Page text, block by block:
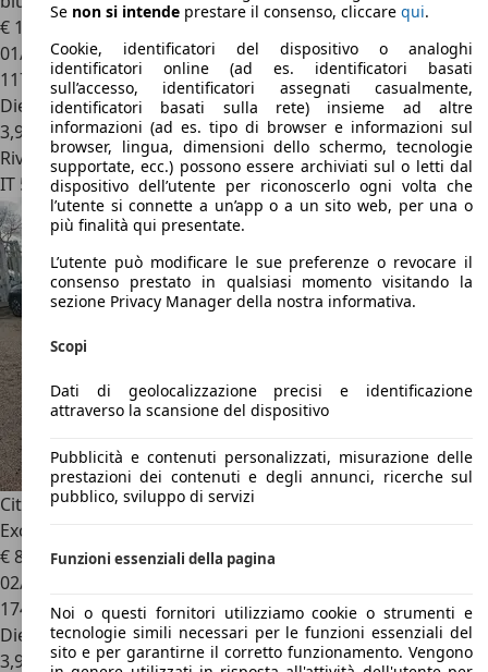
€ 12.300
01/2018
117.343 km
Diesel
3,9 l/100 km (comb.)
Rivenditore
IT 51016Montecatini Terme
Citroen Grand C4 PicassoC4 Grand Picasso 1.6 bluehdi
Exclusive s
€ 8.499
02/2016
174.000 km
Diesel
3,9 l/100 km (comb.)
Se non si intende prestare il consenso, cliccare qui.
Cookie, identificatori del dispositivo o analoghi
identificatori online (ad es. identificatori basati
sull’accesso, identificatori assegnati casualmente,
identificatori basati sulla rete) insieme ad altre
informazioni (ad es. tipo di browser e informazioni sul
browser, lingua, dimensioni dello schermo, tecnologie
supportate, ecc.) possono essere archiviati sul o letti dal
dispositivo dell’utente per riconoscerlo ogni volta che
l’utente si connette a un’app o a un sito web, per una o
più finalità qui presentate.
L’utente può modificare le sue preferenze o revocare il
consenso prestato in qualsiasi momento visitando la
sezione Privacy Manager della nostra informativa.
Scopi
Dati di geolocalizzazione precisi e identificazione
attraverso la scansione del dispositivo
Pubblicità e contenuti personalizzati, misurazione delle
prestazioni dei contenuti e degli annunci, ricerche sul
pubblico, sviluppo di servizi
Funzioni essenziali della pagina
Noi o questi fornitori utilizziamo cookie o strumenti e
tecnologie simili necessari per le funzioni essenziali del
sito e per garantirne il corretto funzionamento. Vengono